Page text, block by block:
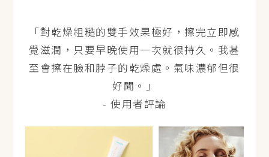
「對乾燥粗糙的雙手效果極好，擦完立即感
覺滋潤，只要早晚使用一次就很持久。我甚
至會擦在臉和脖子的乾燥處。氣味濃郁但很
好聞。」
- 使用者評論